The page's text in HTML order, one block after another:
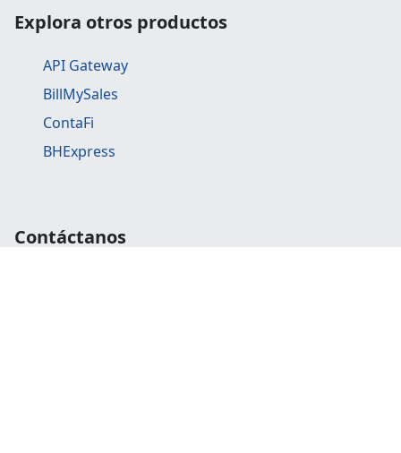
Explora otros productos
API Gateway
BillMySales
ContaFi
BHExpress
Contáctanos